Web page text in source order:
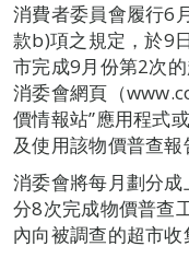
消費者委員會履行6
款b)項之規定，於9
市完成9月份第2次
消委會網頁（
價情報站”應用程式
及使用該物價普查報
消委會將每月劃分
分8次完成物價普查
內向被調查的超市收